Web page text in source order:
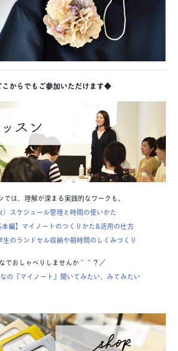
からでもご参加いただけます◆
では、理解が深まる実践的なワークも。
スケジュール管理と時間の使いかた
編】マイノートのつくりかた&活用の仕方
のランドセル収納や朝時間のしくみづくり
でおしゃべりしませんか＾＾？／
の『マイノート』聞いてみたい、みてみたい